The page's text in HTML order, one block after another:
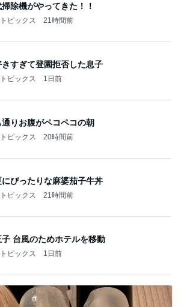
除機がやってきた！！
ピックス 21時間前
すぎて登園拒否した息子
ピックス 1日前
通りお腹がペコペコの朝
ピックス 20時間前
ぴったりな麻婆茄子牛丼
ピックス 21時間前
台風のためホテルを移動
ピックス 1日前